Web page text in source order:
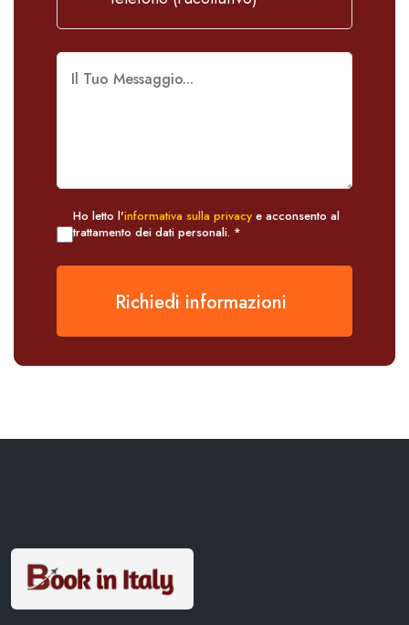
Ho letto l'informativa sulla privacy e acconsento al
trattamento dei dati personali. *
Richiedi informazioni